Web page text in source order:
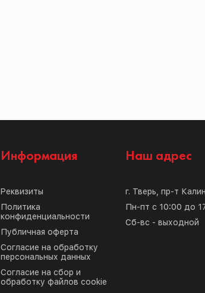
Информация
Реквизиты
Политика
конфиденциальности
Публичная оферта
Согласие на обработку
персональных данных
Согласие на сбор и
обработку файлов cookie
Наш адрес
г. Тверь, пр-т
Пн-пт с 10:00 до
Сб-вс - выходной